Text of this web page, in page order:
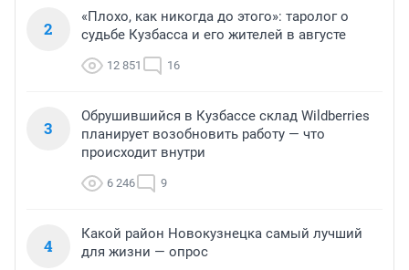
2
«Плохо, как никогда до этого»: таролог о
судьбе Кузбасса и его жителей в августе
12 851 16
3
Обрушившийся в Кузбассе склад Wildberries
планирует возобновить работу — что
происходит внутри
6 246 9
4
Какой район Новокузнецка самый лучший
для жизни — опрос